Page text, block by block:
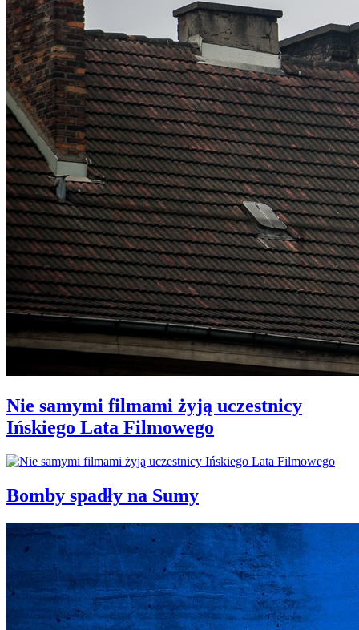
Nie samymi filmami żyją uczestnicy
Ińskiego Lata Filmowego
Bomby spadły na Sumy